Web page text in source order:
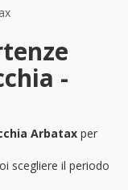
-
Arbatax per
scegliere il periodo